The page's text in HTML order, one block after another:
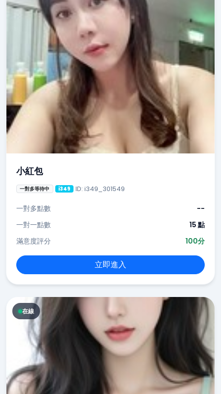
小紅包
一對多等待中 i349 ID: i349_301549
一對多點數
--
一對一點數
15 點
滿意度評分
100分
立即進入
在線